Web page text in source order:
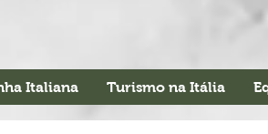
Italiana Turismo na Itália